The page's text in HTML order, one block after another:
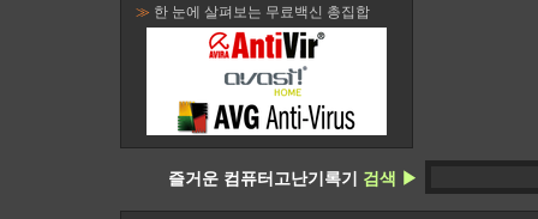
≫ 한 눈에 살펴보는 무료백신 총집합
즐거운 컴퓨터고난기록기 검색 ▶